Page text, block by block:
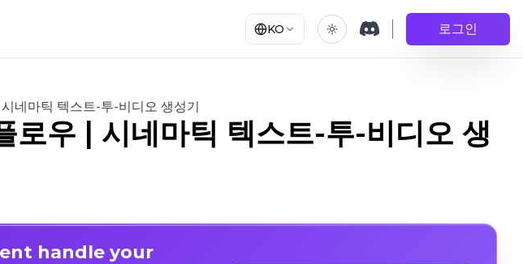
KO 로그인
네마틱 텍스트-투-비디오 생성기
우 | 시네마틱 텍스트-투-비디오 생
handle your